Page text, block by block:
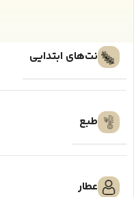
نت‌های ابتدایی
طبع
عطار